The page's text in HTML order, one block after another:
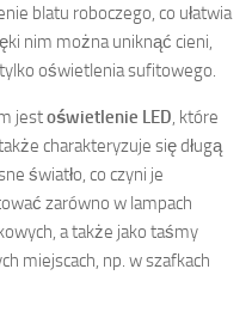
blatu roboczego, co ułatwia
nim można uniknąć cieni,
oświetlenia sufitowego.
jestoświetlenie LED, które
charakteryzuje się długą
światło, co czyni je
zarówno w lampach
a także jako taśmy
miejscach, np. w szafkach